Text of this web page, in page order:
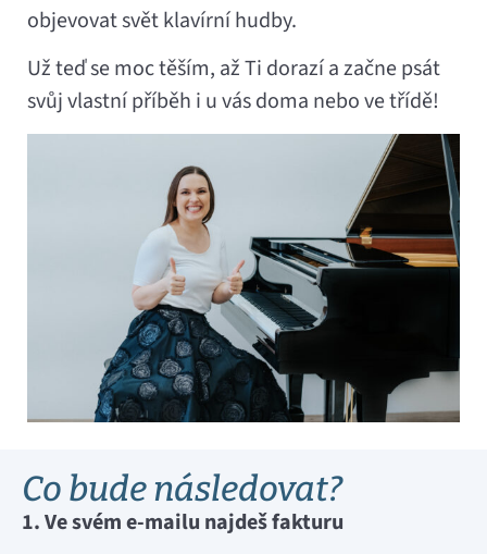
objevovat svět klavírní hudby.
Už teď se moc těším, až Ti dorazí a začne psát
svůj vlastní příběh i u vás doma nebo ve třídě!
Co bude následovat?
1. Ve svém e-mailu najdeš fakturu